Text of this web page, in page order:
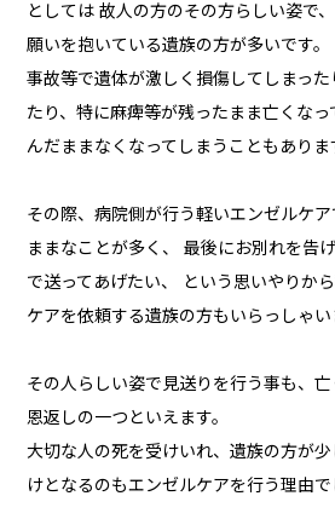
としては 故人の方のその方らしい姿で
願いを抱いている遺族の方が多いです。
事故等で遺体が激しく損傷してしまっ
たり、特に麻痺等が残ったまま亡くな
んだままなくなってしまうこともありま
その際、病院側が行う軽いエンゼルケ
ままなことが多く、 最後にお別れを告
で送ってあげたい、 という思いやりか
ケアを依頼する遺族の方もいらっしゃい
その人らしい姿で見送りを行う事も、
恩返しの一つといえます。
大切な人の死を受けいれ、遺族の方が
けとなるのもエンゼルケアを行う理由で